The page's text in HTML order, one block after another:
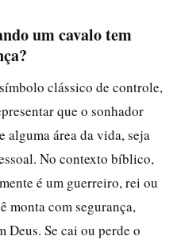
um cavalo tem
clássico de controle,
que o sonhador
alguma área da vida, seja
No contexto bíblico,
é um guerreiro, rei ou
monta com segurança,
Deus. Se cai ou perde o